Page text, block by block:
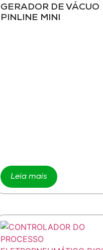
GERADOR DE VÁCUO
PINLINE MINI
Leia mais